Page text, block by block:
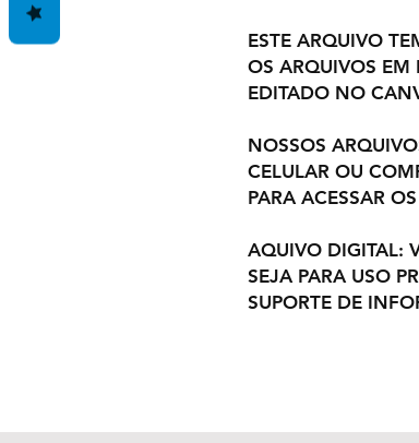
ESTE ARQUIVO
OS ARQUIVOS EM
EDITADO NO
NOSSOS
CELULAR OU
PARA ACESSAR
AQUIVO DIGITAL:
SEJA PARA USO
SUPORTE DE